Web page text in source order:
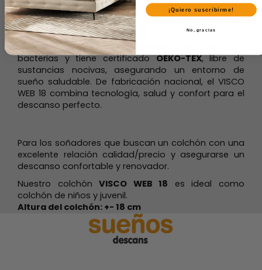
resistente, y su tecnología detejido 2Den la tapa
inferior promueve la ventilación y la gestión de la
humedad.
Incorpora además un
tratamiento SANITIZED
bacterias y tiene certificado OEKO-TEX, libre de
sustancias nocivas, asegurando un entorno de
sueño saludable. De fabricación nacional, el VISCO
WEB 18 combina tecnología, salud y confort para el
descanso perfecto.
Para los soñadores que buscan un colchón con una
excelente relación calidad/precio y asegurarse un
descanso confortable y renovador.
Nuestro colchón VISCO WEB 18 es ideal como
colchón de niños y juvenil.
Altura del colchón: +- 18 cm
¡Quiero suscribirme!
No, gracias